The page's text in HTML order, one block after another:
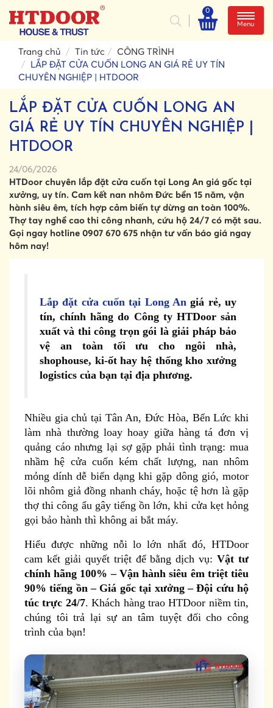
0
Menu
Trang chủ Tin tức
CÔNG TRÌNH
LẮP ĐẶT CỬA CUỐN LONG AN GIÁ RẺ UY TÍN
CHUYÊN NGHIỆP | HTDOOR
LẮP ĐẶT CỬA CUỐN LONG AN
GIÁ RẺ UY TÍN CHUYÊN NGHIỆP |
HTDOOR
24/06/2026
HTDoor chuyên lắp đặt cửa cuốn tại Long An giá gốc tại
xưởng, uy tín. Cam kết nan nhôm Đức bền 15 năm, vận
hành siêu êm, tích hợp cảm biến tự dừng an toàn 100%.
Thợ tay nghề cao thi công nhanh, cứu hộ 24/7 có mặt sau.
Gọi ngay hotline 0907 670 675 nhận tư vấn báo giá ngay
hôm nay!
Lắp đặt cửa cuốn tại Long An giá rẻ, uy
tín, chính hãng do Công ty HTDoorsản
xuất và thi công trọn gói là giải pháp bảo
vệ an toàn tối ưu cho ngôi nhà,
shophouse, ki-ốt hay hệ thống kho xưởng
logistics của bạn tại địa phương.
Nhiều gia chủ tại Tân An, Đức Hòa, Bến Lức khi
làm nhà thường loay hoay giữa hàng tá đơn vị
quảng cáo nhưng lại sợ gặp phải tình trạng: mua
nhầm hệ cửa cuốn kém chất lượng, nan nhôm
mỏng dính dễ biến dạng khi gặp dông gió, motor
lõi nhôm giả đồng nhanh cháy, hoặc tệ hơn là gặp
thợ thi công ẩu gây tiếng ồn lớn, khi cửa kẹt hỏng
gọi bảo hành thì không ai bắt máy.
Hiểu được những nỗi lo lớn nhất đó, HTDoor
cam kết giải quyết triệt để bằng dịch vụ:Vật tư
chính hãng 100% – Vận hành siêu êm triệt tiêu
90% tiếng ồn – Giá gốc tại xưởng – Đội cứu hộ
túc trực 24/7. Khách hàng trao HTDoor niềm tin,
chúng tôi trả lại sự an tâm tuyệt đối cho công
trình của bạn!